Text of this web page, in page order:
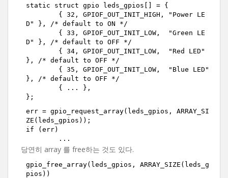
static struct gpio leds_gpios[] = {
D" }, /* default to ON */
D" }, /* default to OFF */
}, /* default to OFF */
}, /* default to OFF */
	{ ... },
};
err = gpio_request_array(leds_gpios, ARRAY_SI
ZE(leds_gpios));
if (err)
	...
당연히 array 를 free하는 것도 있다.
gpio_free_array(leds_gpios, ARRAY_SIZE(leds_g
pios))